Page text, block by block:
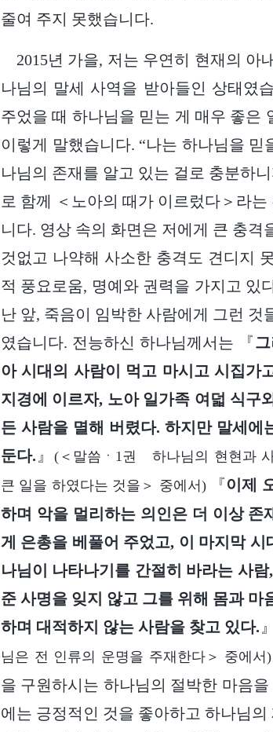
줄여 주지 못했습니다.
2015년 가을, 저는 우연히 현재의 아
나님의 말세 사역을 받아들인 상태였
주었을 때 하나님을 믿는 게 매우 좋은
이렇게 말했습니다. “나는 하나님을
나님의 존재를 알고 있는 걸로 충분하
로 함께 ＜노아의 때가 이르렀다＞라
니다. 영상 속의 화면은 저에게 큰 충
것없고 나약해 사소한 충격도 견디지
적 풍요로움, 명예와 권력을 가지고 있
난 앞, 죽음이 임박한 사람에게 그런 것
였습니다. 전능하신 하나님께서는 『
아 시대의 사람이 먹고 마시고 시집가
지경에 이르자, 노아 일가족 여덟 식구
든 사람을 멸해 버렸다. 하지만 말세에
둔다. 』 (＜말씀ㆍ1권 하나님의 현현과
큰 일을 하였다는 것을＞ 중에서)『이제
하며 악을 멀리하는 의인은 더 이상 존
게 은총을 베풀어 주었고, 이 마지막
나님이 나타나기를 간절히 바라는 사
준 사명을 잊지 않고 그를 위해 몸과
하며 대적하지 않는 사람을 찾고 있다. 』
님은 전 인류의 운명을 주재한다＞ 중에서)
을 구원하시는 하나님의 절박한 마음
에는 긍정적인 것을 좋아하고 하나님